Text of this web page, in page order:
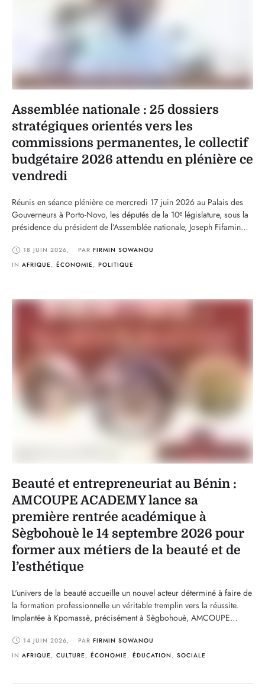
Assemblée nationale : 25 dossiers
stratégiques orientés vers les
commissions permanentes, le collectif
budgétaire 2026 attendu en plénière ce
vendredi
Réunis en séance plénière ce mercredi 17 juin 2026 au Palais des
Gouverneurs à Porto-Novo, les députés de la 10ᵉ législature, sous la
présidence du président de l’Assemblée nationale, Joseph Fifamin
différentes commissions permanentes du Parlement. Cette séance,
marquée par la présence du garde des Sceaux …
18 JUIN 2026, PAR FIRMIN SOWANOU
IN AFRIQUE , ÉCONOMIE , POLITIQUE
Beauté et entrepreneuriat au Bénin :
AMCOUPE ACADEMY lance sa
première rentrée académique à
Sègbohouè le 14 septembre 2026 pour
former aux métiers de la beauté et de
l’esthétique
L'univers de la beauté accueille un nouvel acteur déterminé à faire de
la formation professionnelle un véritable tremplin vers la réussite.
Implantée à Kpomassè, précisément à Sègbohouè, AMCOUPE
rentrée académique, fixée au 14 septembre 2026. À travers cette
initiative, la structure entend offrir aux jeunes, aux femmes, …
14 JUIN 2026, PAR FIRMIN SOWANOU
IN AFRIQUE , CULTURE , ÉCONOMIE , ÉDUCATION , SOCIALE